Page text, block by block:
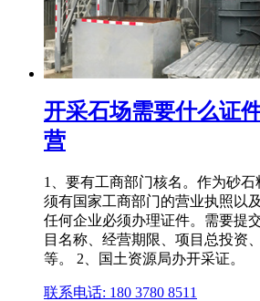
开采石场需要什么证
营
1、要有工商部门核名。作为砂
须有国家工商部门的营业执照以
任何企业必须办理证件。需要提
目名称、经营期限、项目总投资
等。 2、国土资源局办开采证。
联系电话: 180 3780 8511